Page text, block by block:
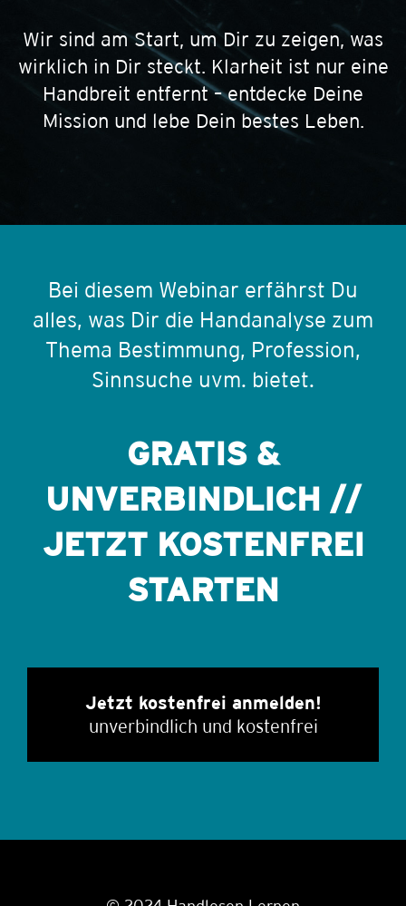
Wir sind am Start, um Dir zu zeigen, was
wirklich in Dir steckt. Klarheit ist nur eine
Handbreit entfernt – entdecke Deine
Mission und lebe Dein bestes Leben.
Bei diesem Webinar erfährst Du
alles, was Dir die Handanalyse zum
Thema Bestimmung, Profession,
Sinnsuche uvm. bietet.
GRATIS &
UNVERBINDLICH //
JETZT KOSTENFREI
STARTEN
Jetzt kostenfrei anmelden!
unverbindlich und kostenfrei